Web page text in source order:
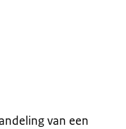
van een